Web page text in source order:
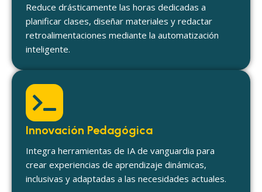
Reduce drásticamente las horas dedicadas a
planificar clases, diseñar materiales y redactar
retroalimentaciones mediante la automatización
inteligente.
Innovación Pedagógica
Integra herramientas de IA de vanguardia para
crear experiencias de aprendizaje dinámicas,
inclusivas y adaptadas a las necesidades actuales.